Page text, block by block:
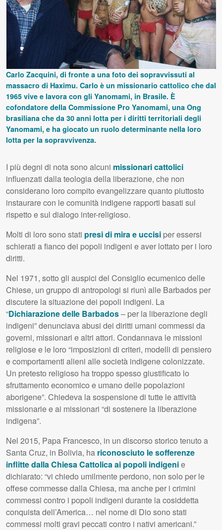
Carlo Zacquini, di fronte a una foto dei sopravvissuti al
massacro di Haximu. Carlo è un missionario cattolico che dal
1965 vive e lavora con gli Yanomami, in Brasile. È
cofondatore della Commissione Pro Yanomami, una Ong
brasiliana che da 30 anni lotta per i diritti territoriali degli
Yanomami, e ha giocato un ruolo determinante nella loro
lotta per la sopravvivenza.
I più degni di nota sono alcuni missionari cattolici
influenzati dalla teologia della liberazione, che non
considerano loro compito evangelizzare quanto piuttosto
instaurare con le comunità indigene rapporti basati sul
rispetto e sul dialogo inter-religioso.
Molti di loro sono stati presi di mira e uccisi per essersi
schierati a fianco dei popoli indigeni e aver lottato per i loro
diritti.
Nel 1971, sotto gli auspici del Consiglio ecumenico delle
Chiese, un gruppo di antropologi si riunì alle Barbados per
discutere la situazione dei popoli indigeni. La
“Dichiarazione delle Barbados– per la liberazione degli
indigeni” denunciava abusi dei diritti umani commessi da
governi, missionari e altri attori. Condannava le missioni
religiose e le loro “imposizioni di criteri, modelli di pensiero
e comportamenti alieni alle società indigene colonizzate.
Un pretesto religioso ha troppo spesso giustificato lo
sfruttamento economico e umano delle popolazioni
aborigene”. Chiedeva la sospensione di tutte le attività
missionarie e ai missionari “di sostenere la liberazione
indigena”.
Nel 2015, Papa Francesco, in un discorso storico tenuto a
Santa Cruz, in Bolivia, ha riconosciuto le sofferenze
inflitte dalla Chiesa Cattolica ai popoli indigenie
dichiarato: “vi chiedo umilmente perdono, non solo per le
offese commesse dalla Chiesa, ma anche per i crimini
commessi contro i popoli indigeni durante la cosiddetta
conquista dell’America… nel nome di Dio sono stati
commessi molti gravi peccati contro i nativi americani.”